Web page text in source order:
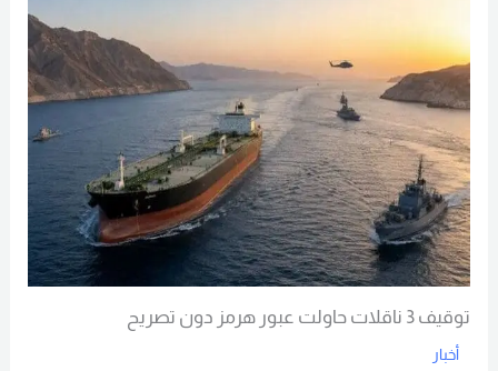
توقيف 3 ناقلات حاولت عبور هرمز دون تصريح
أخبار